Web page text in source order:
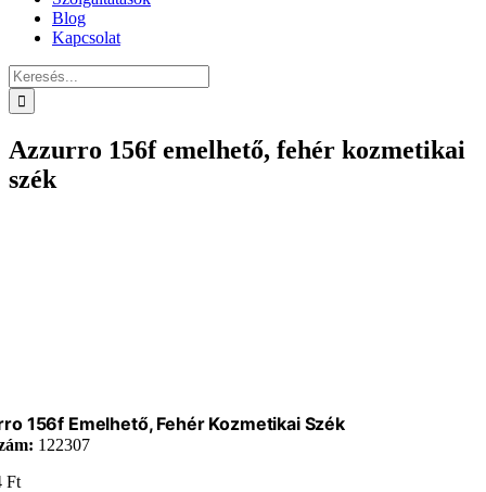
Blog
Kapcsolat
Keresés...
Azzurro 156f emelhető, fehér kozmetikai
szék
156f Emelhető, Fehér Kozmetikai Szék
122307
Ft